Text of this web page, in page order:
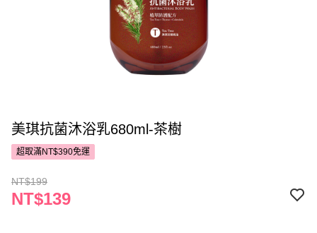
美琪抗菌沐浴乳680ml-茶樹
超取滿NT$390免運
NT$199
NT$139